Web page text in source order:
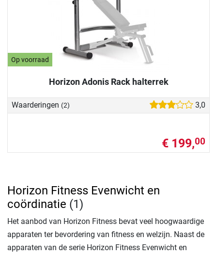
Op voorraad
Horizon Adonis Rack halterrek
Waarderingen (2) 3,0
€ 199,00
Horizon Fitness Evenwicht en
coördinatie (1)
Het aanbod van Horizon Fitness bevat veel hoogwaardige
apparaten ter bevordering van fitness en welzijn. Naast de
apparaten van de serie Horizon Fitness Evenwicht en